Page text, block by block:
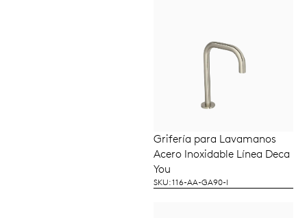
LEER MÁS
Grifería para Lavamanos
Acero Inoxidable Línea Deca
You
SKU: 116-AA-GA90-I